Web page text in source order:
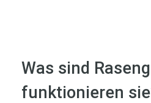
Was sind
funktionieren